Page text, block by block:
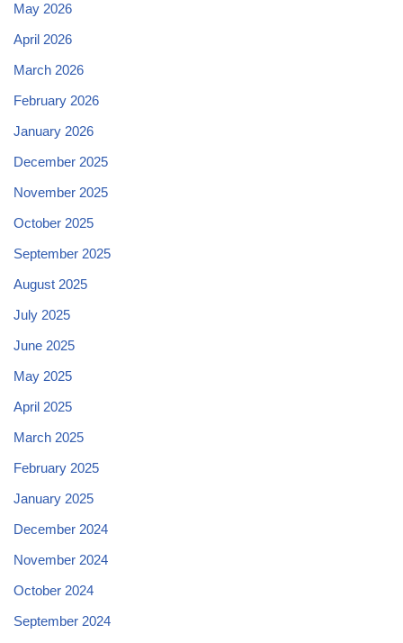
May 2026
April 2026
March 2026
February 2026
January 2026
December 2025
November 2025
October 2025
September 2025
August 2025
July 2025
June 2025
May 2025
April 2025
March 2025
February 2025
January 2025
December 2024
November 2024
October 2024
September 2024